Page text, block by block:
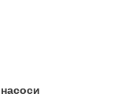
насоси